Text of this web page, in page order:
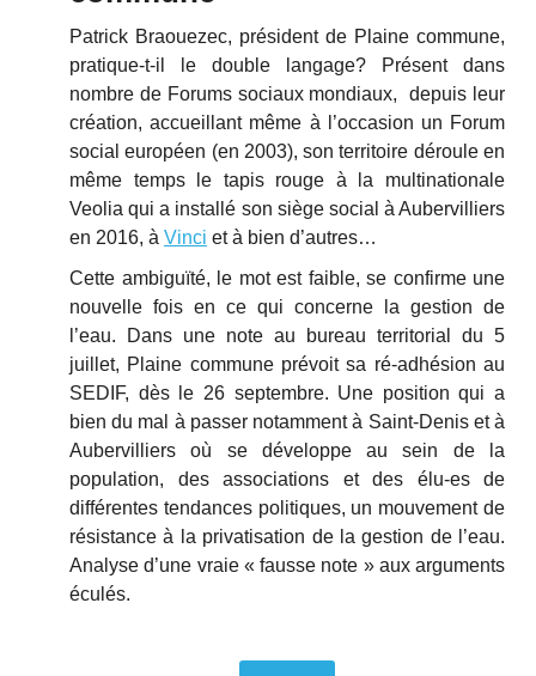
Patrick Braouezec, président de Plaine commune,
pratique-t-il le double langage? Présent dans
nombre de Forums sociaux mondiaux, depuis leur
création, accueillant même à l’occasion un Forum
social européen (en 2003), son territoire déroule en
même temps le tapis rouge à la multinationale
Veolia qui a installé son siège social à Aubervilliers
en 2016, à Vinci et à bien d’autres…
Cette ambiguïté, le mot est faible, se confirme une
nouvelle fois en ce qui concerne la gestion de
l’eau. Dans une note au bureau territorial du 5
juillet, Plaine commune prévoit sa ré-adhésion au
SEDIF, dès le 26 septembre. Une position qui a
bien du mal à passer notamment à Saint-Denis et à
Aubervilliers où se développe au sein de la
population, des associations et des élu-es de
différentes tendances politiques, un mouvement de
résistance à la privatisation de la gestion de l’eau.
Analyse d’une vraie « fausse note » aux arguments
éculés.